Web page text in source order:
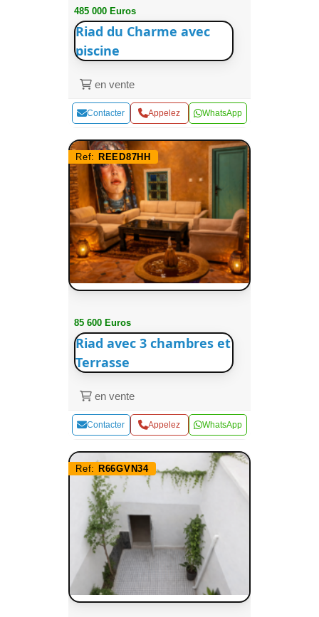
485 000 Euros
Riad du Charme avec
piscine
en vente
Contacter Appelez WhatsApp
Ref: REED87HH
85 600 Euros
Riad avec 3 chambres et
Terrasse
en vente
Contacter Appelez WhatsApp
Ref: R66GVN34